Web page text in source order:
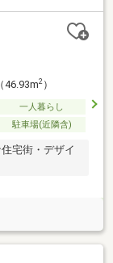
46.93m2）
一人暮らし
駐車場(近隣含)
宅街・デザイ